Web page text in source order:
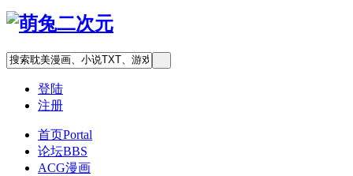
登陆
注册
首页Portal
论坛BBS
ACG漫画